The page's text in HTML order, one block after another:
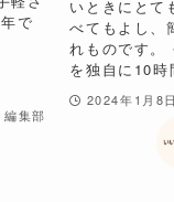
で
集部
いときにとて
べてもよし、
れものです。​
を独自に10
2024年1月8日